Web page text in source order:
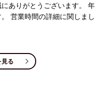
ありがとうございます。 年
営業時間の詳細に関しまし
る